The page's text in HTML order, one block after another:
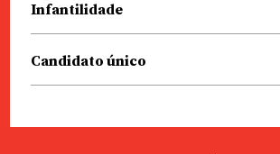
Infantilidade
Candidato único